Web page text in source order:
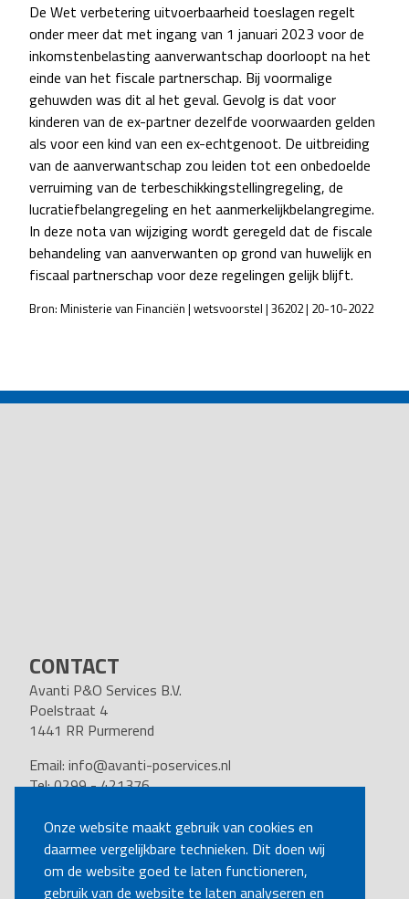
Onze website maakt gebruik van cookies en
daarmee vergelijkbare technieken. Dit doen wij
om de website goed te laten functioneren,
gebruik van de website te laten analyseren en
De Wet verbetering uitvoerbaarheid toeslagen regelt
onder meer dat met ingang van 1 januari 2023 voor de
inkomstenbelasting aanverwantschap doorloopt na het
einde van het fiscale partnerschap. Bij voormalige
gehuwden was dit al het geval. Gevolg is dat voor
kinderen van de ex-partner dezelfde voorwaarden gelden
als voor een kind van een ex-echtgenoot. De uitbreiding
van de aanverwantschap zou leiden tot een onbedoelde
verruiming van de terbeschikkingstellingregeling, de
lucratiefbelangregeling en het aanmerkelijkbelangregime.
In deze nota van wijziging wordt geregeld dat de fiscale
behandeling van aanverwanten op grond van huwelijk en
fiscaal partnerschap voor deze regelingen gelijk blijft.
Bron: Ministerie van Financiën | wetsvoorstel | 36202 | 20-10-2022
NAVIGATION
CONTACT
Avanti P&O Services B.V.
Poelstraat 4
1441 RR Purmerend
Email: info@avanti-poservices.nl
Tel: 0299 - 421376
Kvk nummer: 37140121
VOLG ONS